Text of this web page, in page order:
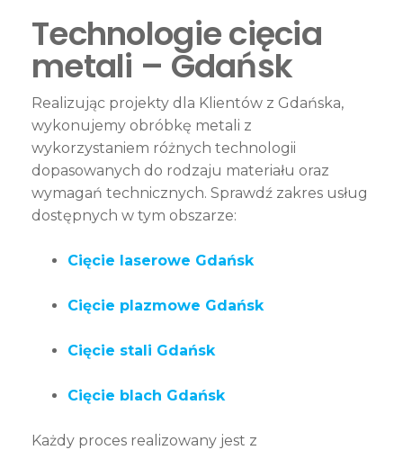
Technologie cięcia
metali – Gdańsk
Realizując projekty dla Klientów z Gdańska,
wykonujemy obróbkę metali z
wykorzystaniem różnych technologii
dopasowanych do rodzaju materiału oraz
wymagań technicznych. Sprawdź zakres usług
dostępnych w tym obszarze:
Cięcie laserowe Gdańsk
Cięcie plazmowe Gdańsk
Cięcie stali Gdańsk
Cięcie blach Gdańsk
Każdy proces realizowany jest z